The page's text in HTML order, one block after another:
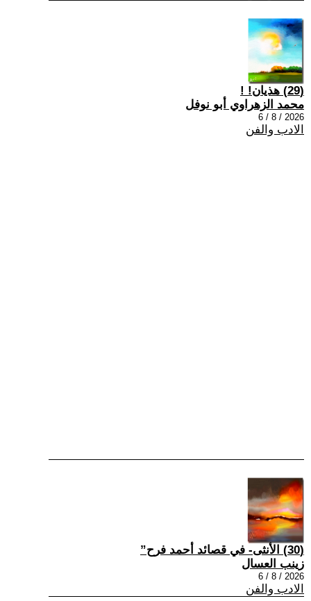
(29) هذيان! !
محمد الزهراوي أبو نوفل
2026 / 8 / 6
الادب والفن
(30) الأنثى- في قصائد أحمد فرح”
زينب العسال
2026 / 8 / 6
الادب والفن